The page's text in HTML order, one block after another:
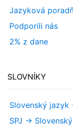
Jazyková
Podporili nás
2% z dane
SLOVNÍKY
Slovenský jazyk
SPJ ->